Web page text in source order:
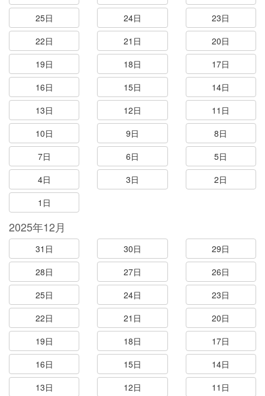
25日
24日
23日
22日
21日
20日
19日
18日
17日
16日
15日
14日
13日
12日
11日
10日
9日
8日
7日
6日
5日
4日
3日
2日
1日
2025年12月
31日 30日
29日
28日
27日
26日
25日
24日
23日
22日
21日
20日
19日
18日
17日
16日
15日
14日
13日
12日
11日